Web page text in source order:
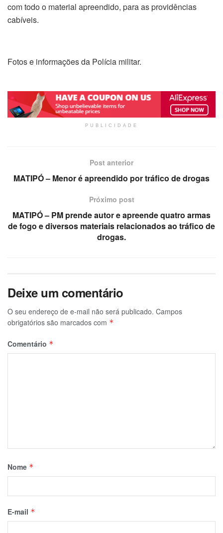
com todo o material apreendido, para as providências
cabíveis.
Fotos e informações da Polícia militar.
PUBLICIDADE
Post anterior
MATIPÓ – Menor é apreendido por tráfico de drogas
Próximo post
MATIPÓ – PM prende autor e apreende quatro armas
de fogo e diversos materiais relacionados ao tráfico de
drogas.
Deixe um comentário
O seu endereço de e-mail não será publicado. Campos
obrigatórios são marcados com *
Comentário *
Nome *
E-mail *